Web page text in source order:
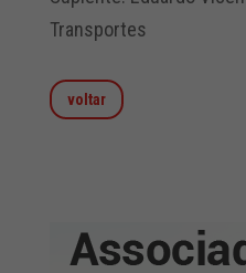
Transportes
voltar